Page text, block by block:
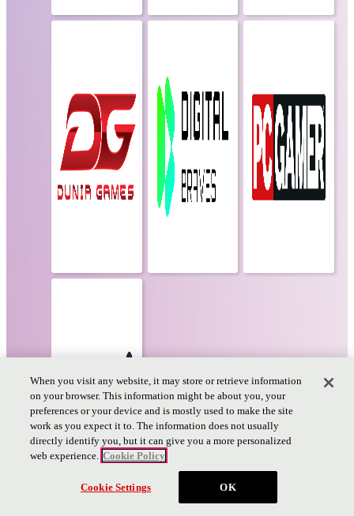
チケット
When you visit any website, it may store or retrieve information
on your browser. This information might be about you, your
preferences or your device and is mostly used to make the site
work as you expect it to. The information does not usually
directly identify you, but it can give you a more personalized
web experience. Cookie Policy
Cookie Settings OK